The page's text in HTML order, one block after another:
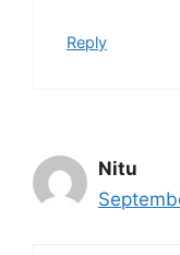
Reply
Nitu